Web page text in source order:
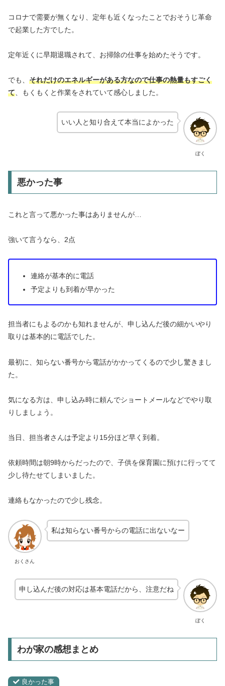
コロナで需要が無くなり、定年も近くなったことでおそうじ革命
で起業した方でした。
定年近くに早期退職されて、お掃除の仕事を始めたそうです。
でも、 それだけのエネルギーがある方なので仕事の熱量もすごく
て 、もくもくと作業をされていて感心しました。
ぼく
いい人と知り合えて本当によかった
悪かった事
これと言って悪かった事はありませんが…
強いて言うなら、2点
連絡が基本的に電話
予定よりも到着が早かった
担当者にもよるのかも知れませんが、申し込んだ後の細かいやり
取りは基本的に電話でした。
最初に、知らない番号から電話がかかってくるので少し驚きまし
た。
気になる方は、申し込み時に頼んでショートメールなどでやり取
りしましょう。
当日、担当者さんは予定より15分ほど早く到着。
依頼時間は朝9時からだったので、子供を保育園に預けに行ってて
少し待たせてしまいました。
連絡もなかったので少し残念。
おくさん
私は知らない番号からの電話に出ないなー
ぼく
申し込んだ後の対応は基本電話だから、注意だね
わが家の感想まとめ
良かった事